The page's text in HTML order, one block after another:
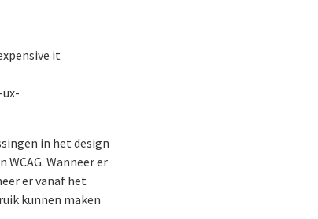
it
in het design
Wanneer er
er vanaf het
kunnen maken